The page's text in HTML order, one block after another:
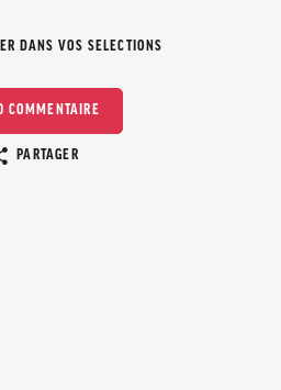
DANS VOS SELECTIONS
COMMENTAIRE
PARTAGER